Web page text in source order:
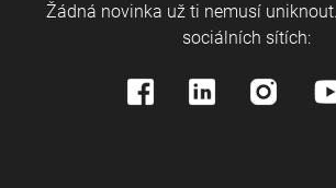
Žádná novinka už ti nemusí
sociálních sítích: